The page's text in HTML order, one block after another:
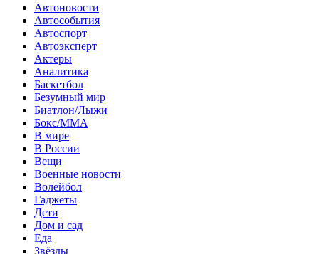
Автоновости
Автособытия
Автоспорт
Автоэксперт
Актеры
Аналитика
Баскетбол
Безумный мир
Биатлон/Лыжи
Бокс/MMA
В мире
В России
Вещи
Военные новости
Волейбол
Гаджеты
Дети
Дом и сад
Еда
Звёзды